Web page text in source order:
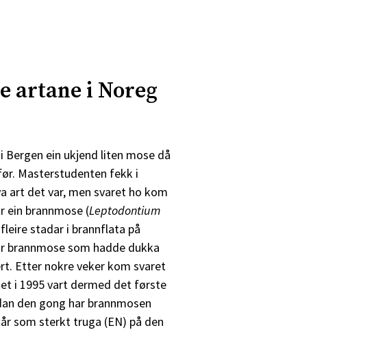
artane i Noreg
ein ukjend liten mose då
Masterstudenten fekk i
art det var, men svaret ho kom
ein brannmose (Leptodontium
stadar i brannflata på
brannmose som hadde dukka
Etter nokre veker kom svaret
i 1995 vart dermed det første
den gong har brannmosen
som sterkt truga (EN) på den